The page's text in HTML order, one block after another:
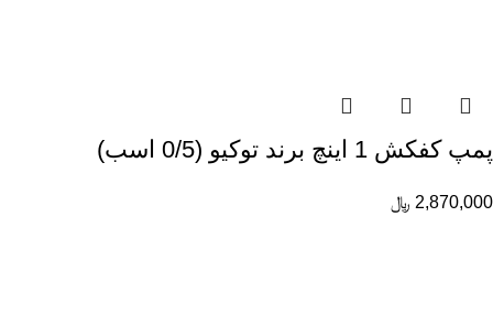
پمپ کفکش 1 اینچ برند توکیو (0/5 اسب)
2,870,000 ﷼